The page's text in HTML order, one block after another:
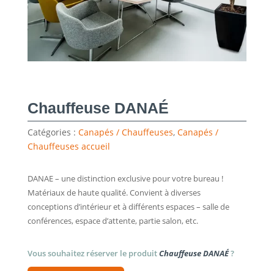
Chauffeuse DANAÉ
Catégories : Canapés / Chauffeuses, Canapés /
Chauffeuses accueil
DANAE – une distinction exclusive pour votre bureau !
Matériaux de haute qualité. Convient à diverses
conceptions d’intérieur et à différents espaces – salle de
conférences, espace d’attente, partie salon, etc.
Vous souhaitez réserver le produitChauffeuse DANAÉ?